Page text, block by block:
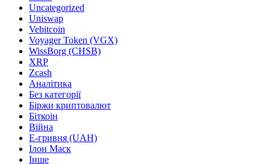
Uncategorized
Uniswap
Vebitcoin
Voyager Token (VGX)
WissBorg (CHSB)
XRP
Zcash
Аналітика
Без категорії
Біржи криптовалют
Біткоін
Війна
Е-гривня (UAH)
Ілон Маск
Інше